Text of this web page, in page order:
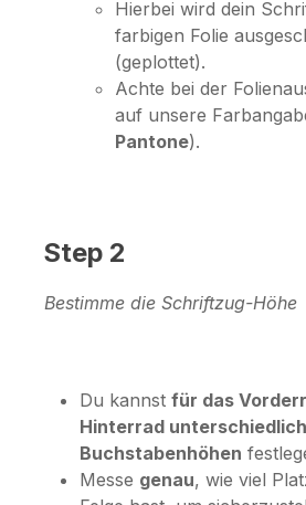
Hierbei wird dein
farbigen Folie
(geplottet).
Achte bei der
auf unsere
Pantone).
Step 2
Bestimme die Schriftzug-Höhe
Du kannst für das
Hinterrad
Buchstabenhöhen
Messe genau, wie viel